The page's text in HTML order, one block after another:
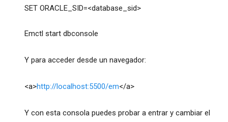
SET ORACLE_SID=<database_sid>
Emctl start dbconsole
Y para acceder desde un navegador:
<a>http://localhost:5500/em</a>
Y con esta consola puedes probar a entrar y cambiar el